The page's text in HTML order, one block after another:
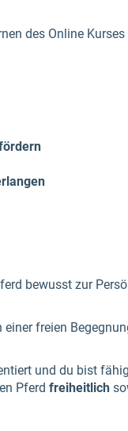
des Online
bewusst zur
freien
und du bist
Pferd freiheitlich